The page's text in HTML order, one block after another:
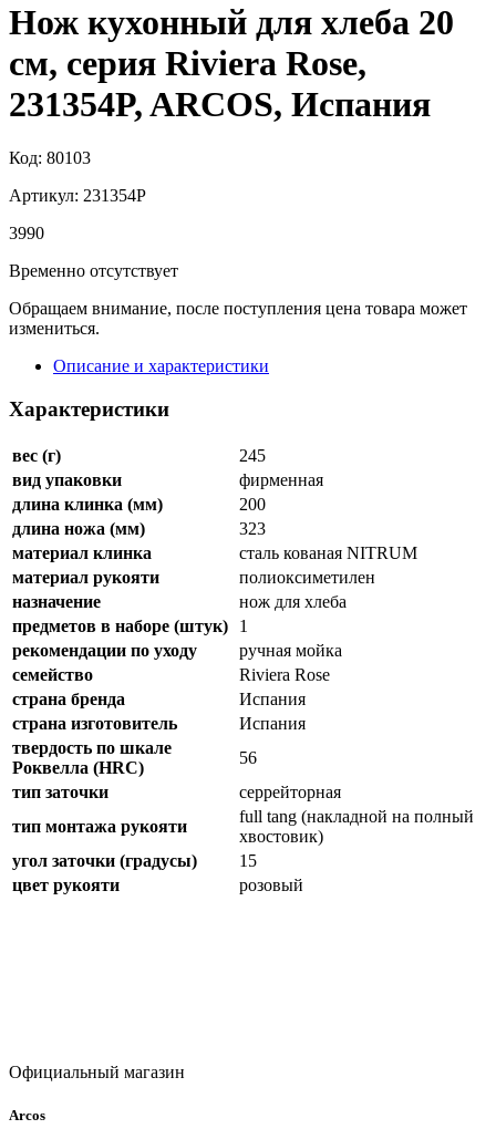
Нож кухонный для хлеба 20
см, серия Riviera Rose,
231354P, ARCOS, Испания
Код: 80103
Артикул: 231354P
3990
Временно отсутствует
Обращаем внимание, после поступления цена товара может
измениться.
Описание и характеристики
Характеристики
вес (г)
245
вид упаковки
фирменная
длина клинка (мм)
200
длина ножа (мм)
323
материал клинка
сталь кованая NITRUM
материал рукояти
полиоксиметилен
назначение
нож для хлеба
предметов в наборе (штук)
1
рекомендации по уходу
ручная мойка
семейство
Riviera Rose
страна бренда
Испания
страна изготовитель
Испания
твердость по шкале
Роквелла (HRC)
56
тип заточки
серрейторная
тип монтажа рукояти
full tang (накладной на полный
хвостовик)
угол заточки (градусы)
15
цвет рукояти
розовый
Официальный магазин
Arcos